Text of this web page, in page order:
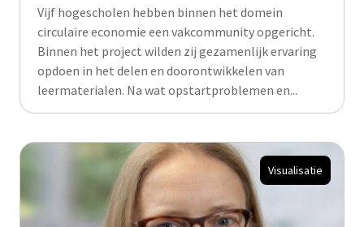
Vijf hogescholen hebben binnen het domein
circulaire economie een vakcommunity opgericht.
Binnen het project wilden zij gezamenlijk ervaring
opdoen in het delen en doorontwikkelen van
leermaterialen. Na wat opstartproblemen en...
Visualisatie